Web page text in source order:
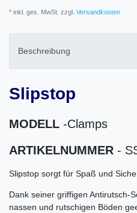
* inkl. ges. MwSt. zzgl. Versandkosten
Beschreibung
Slipstop
MODELL -Clamps
ARTIKELNUMMER -
Slipstop sorgt für Spaß und
Dank seiner griffigen Antirutsch-
nassen und rutschigen Böden